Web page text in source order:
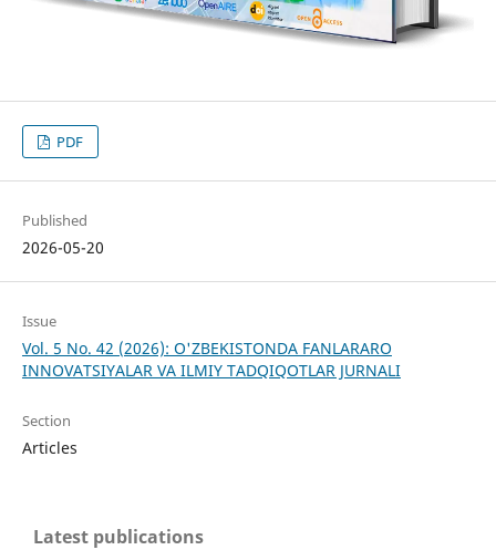
PDF
Published
2026-05-20
Issue
Vol. 5 No. 42 (2026): O'ZBEKISTONDA FANLARARO
INNOVATSIYALAR VA ILMIY TADQIQOTLAR JURNALI
Section
Articles
Latest publications